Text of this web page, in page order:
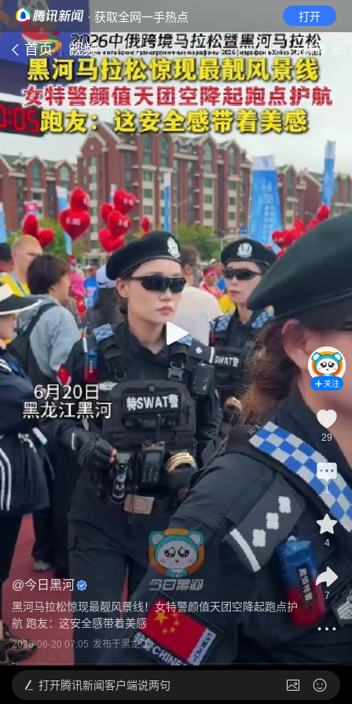
· 获取全网一手热点 打开
首页 视频 无障碍
@今日黑河
黑河马拉松惊现最靓风景线！女特警颜值天团空降起跑点护
航 跑友：这安全感带着美感
2026-06-20 07:05 发布于黑龙江
关注
29
1
4
7
打开腾讯新闻客户端说两句